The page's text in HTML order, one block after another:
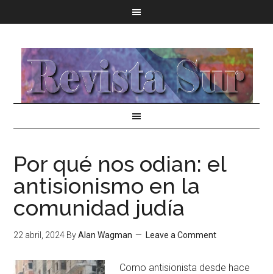
Por qué nos odian: el
antisionismo en la
comunidad judía
22 abril, 2024 ByAlan Wagman Leave a Comment
Como antisionista desde hace